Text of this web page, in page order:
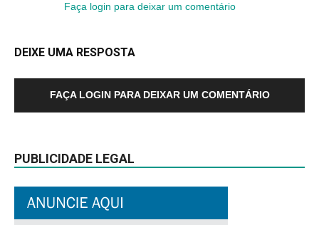
Faça login para deixar um comentário
DEIXE UMA RESPOSTA
FAÇA LOGIN PARA DEIXAR UM COMENTÁRIO
PUBLICIDADE LEGAL